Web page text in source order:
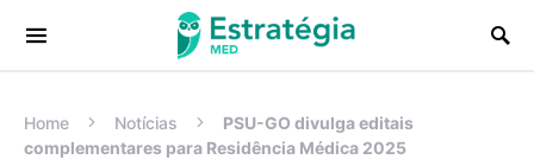
Procurar:
Home Notícias
PSU-GO divulga editais
complementares para Residência Médica 2025